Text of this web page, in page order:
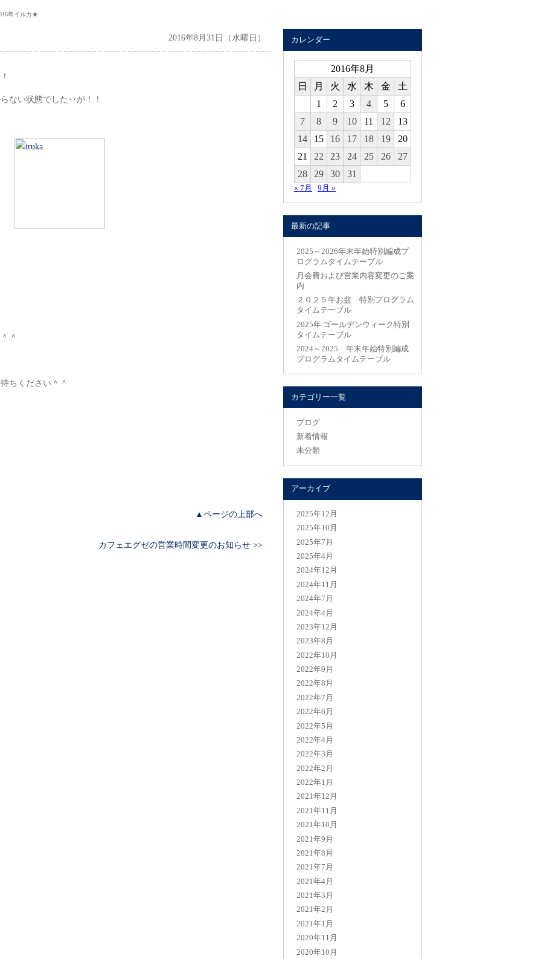
年イルカ★
カレンダー
2016年8月
日
月 火 水 木 金
土
1
2 3 4 5
6
7
8 9 10 11 12
13
14
15 16 17 18 19
20
21
22 23 24 25 26
27
28
29 30 31
« 7月 9月 »
最新の記事
2025～2026年末年始特別編成プ
ログラムタイムテーブル
月会費および営業内容変更のご案
内
２０２５年お盆 特別プログラム
タイムテーブル
2025年 ゴールデンウィーク特別
タイムテーブル
2024～2025 年末年始特別編成
プログラムタイムテーブル
カテゴリー一覧
ブログ
新着情報
未分類
アーカイブ
2025年12月
2025年10月
2025年7月
2025年4月
2024年12月
2024年11月
2024年7月
2024年4月
2023年12月
2023年8月
2022年10月
2022年9月
2022年8月
2022年7月
2022年6月
2022年5月
2022年4月
2022年3月
2022年2月
2022年1月
2021年12月
2021年11月
2021年10月
2021年9月
2021年8月
2021年7月
2021年4月
2021年3月
2021年2月
2021年1月
2020年11月
2020年10月
2016年8月31日（水曜日）
ない状態でした‥が！！
＾
ちください＾＾
▲ページの上部へ
カフェエグゼの営業時間変更のお知らせ >>